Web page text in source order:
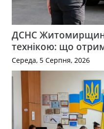
ДСНС
технікою: що
Середа, 5 Серпня, 2026